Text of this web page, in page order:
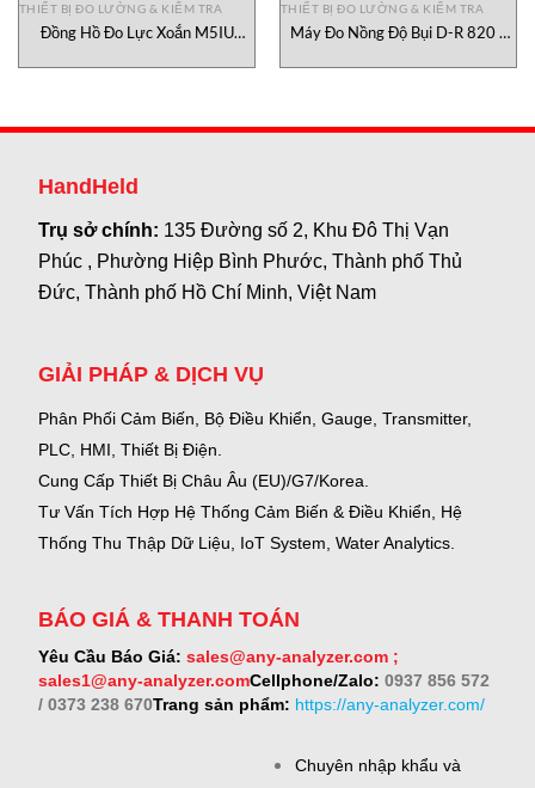
THIẾT BỊ ĐO LƯỜNG & KIỂM TRA
Đồng Hồ Đo Lực Xoắn M5IU
THIẾT BỊ ĐO LƯỜNG & KIỂM TRA
Máy Đo Nồng Độ Bụi D-R 820 F
HandHeld
Trụ sở chính: 135 Đường số 2, Khu Đô Thị Vạn
Phúc , Phường Hiệp Bình Phước, Thành phố Thủ
Đức, Thành phố Hồ Chí Minh, Việt Nam
GIẢI PHÁP & DỊCH VỤ
Phân Phối Cảm Biến, Bộ Điều Khiển, Gauge, Transmitter,
PLC, HMI, Thiết Bị Điện.
Cung Cấp Thiết Bị Châu Âu (EU)/G7/Korea.
Tư Vấn Tích Hợp Hệ Thống Cảm Biến & Điều Khiển, Hệ
Thống Thu Thập Dữ Liệu, IoT System, Water Analytics.
BÁO GIÁ & THANH TOÁN
Yêu Cầu Báo Giá: sales@any-analyzer.com ;
sales1@any-analyzer.comCellphone/Zalo: 0937 856 572
/ 0373 238 670Trang sản phẩm: https://any-analyzer.com/
Chuyên nhập khẩu và